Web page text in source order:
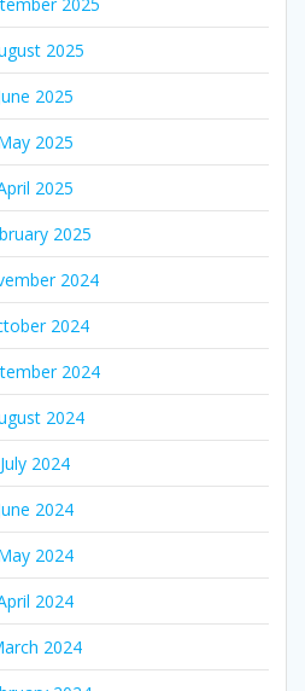
2025
2025
2025
2025
2025
2024
2024
2024
2024
July 2024
2024
2024
2024
2024